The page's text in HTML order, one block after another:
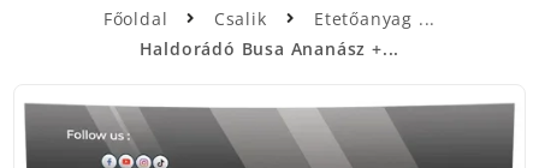
Főoldal Csalik
Etetőanyag
Haldorádó Busa Ananász +...